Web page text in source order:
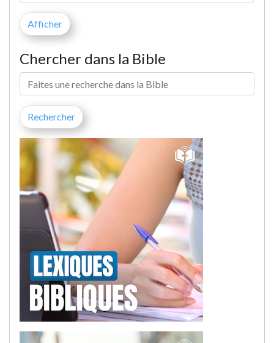
Chercher dans la Bible